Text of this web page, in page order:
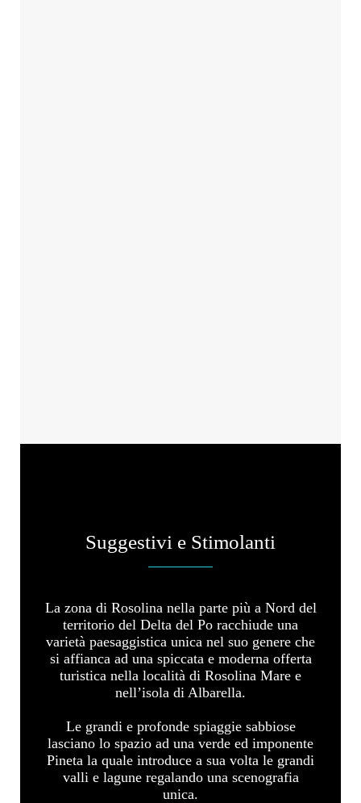
Suggestivi e Stimolanti
La zona di Rosolina nella parte più a Nord del
territorio del Delta del Po racchiude una
varietà paesaggistica unica nel suo genere che
si affianca ad una spiccata e moderna offerta
turistica nella località di Rosolina Mare e
nell’isola di Albarella.
Le grandi e profonde spiaggie sabbiose
lasciano lo spazio ad una verde ed imponente
Pineta la quale introduce a sua volta le grandi
valli e lagune regalando una scenografia
unica.